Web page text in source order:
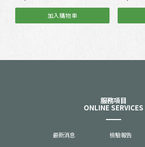
加入購物車
服務項目
ONLINE SERVICES
最新消息 檢驗報告